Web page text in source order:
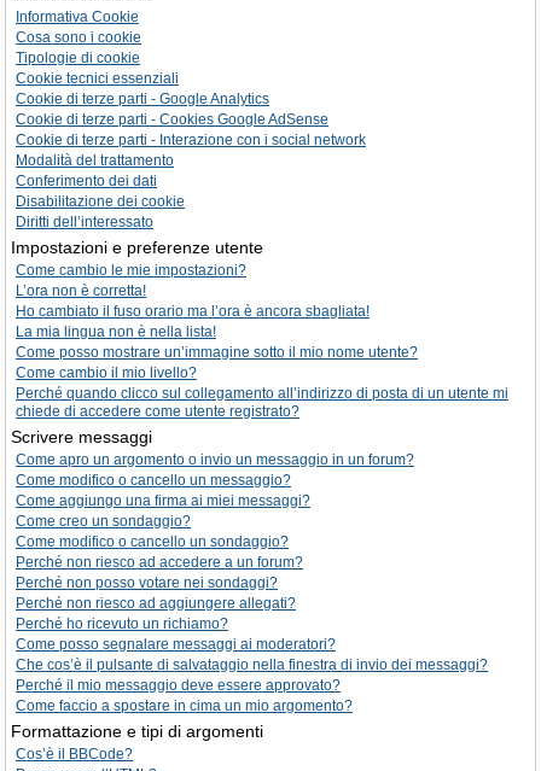
Informativa Cookie
Cosa sono i cookie
Tipologie di cookie
Cookie tecnici essenziali
Cookie di terze parti - Google Analytics
Cookie di terze parti - Cookies Google AdSense
Cookie di terze parti - Interazione con i social network
Modalità del trattamento
Conferimento dei dati
Disabilitazione dei cookie
Diritti dell’interessato
Impostazioni e preferenze utente
Come cambio le mie impostazioni?
L’ora non è corretta!
Ho cambiato il fuso orario ma l’ora è ancora sbagliata!
La mia lingua non è nella lista!
Come posso mostrare un’immagine sotto il mio nome utente?
Come cambio il mio livello?
Perché quando clicco sul collegamento all’indirizzo di posta di un utente mi
chiede di accedere come utente registrato?
Scrivere messaggi
Come apro un argomento o invio un messaggio in un forum?
Come modifico o cancello un messaggio?
Come aggiungo una firma ai miei messaggi?
Come creo un sondaggio?
Come modifico o cancello un sondaggio?
Perché non riesco ad accedere a un forum?
Perché non posso votare nei sondaggi?
Perché non riesco ad aggiungere allegati?
Perché ho ricevuto un richiamo?
Come posso segnalare messaggi ai moderatori?
Che cos’è il pulsante di salvataggio nella finestra di invio dei messaggi?
Perché il mio messaggio deve essere approvato?
Come faccio a spostare in cima un mio argomento?
Formattazione e tipi di argomenti
Cos’è il BBCode?